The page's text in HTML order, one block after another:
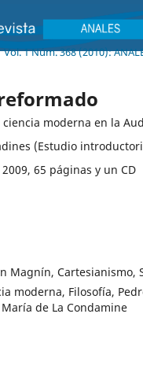
Vol. 1 Núm. 368 (2010):
moderna en la
(Estudio
65 páginas y un CD
Magnín, Cartesianismo,
moderna, Filosofía,
de La Condamine